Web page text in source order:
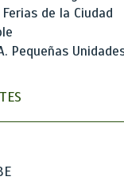
de la Ciudad
Pequeñas